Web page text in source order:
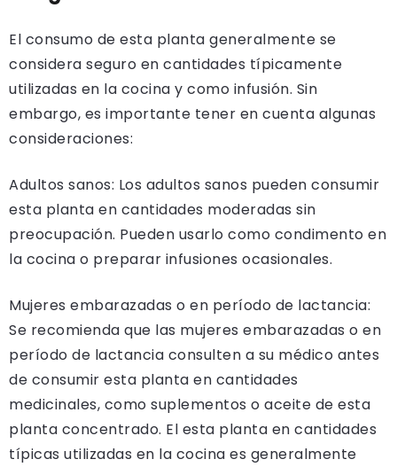
El consumo de esta planta generalmente se
considera seguro en cantidades típicamente
utilizadas en la cocina y como infusión. Sin
embargo, es importante tener en cuenta algunas
consideraciones:
Adultos sanos: Los adultos sanos pueden consumir
esta planta en cantidades moderadas sin
preocupación. Pueden usarlo como condimento en
la cocina o preparar infusiones ocasionales.
Mujeres embarazadas o en período de lactancia:
Se recomienda que las mujeres embarazadas o en
período de lactancia consulten a su médico antes
de consumir esta planta en cantidades
medicinales, como suplementos o aceite de esta
planta concentrado. El esta planta en cantidades
típicas utilizadas en la cocina es generalmente